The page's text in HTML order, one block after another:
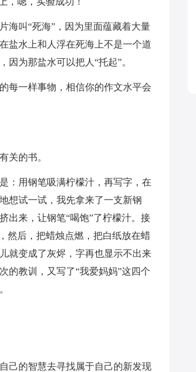
海叫“死海”，因为里面蕴藏着大量
盐水上和人浮在死海上不是一个道
为那盐水可以把人“托起”。
每一样事物，相信你的作文水平会
关的书。
：用钢笔吸满柠檬汁，再写字，在
想试一试，我先拿来了一支新钢
出来，让钢笔“喝饱”了柠檬汁。接
然后，把蜡烛点燃，把白纸放在蜡
就变成了灰烬，字再也显示不出来
的教训，又写了“我爱妈妈”这四个
己的智慧去寻找属于自己的新发现